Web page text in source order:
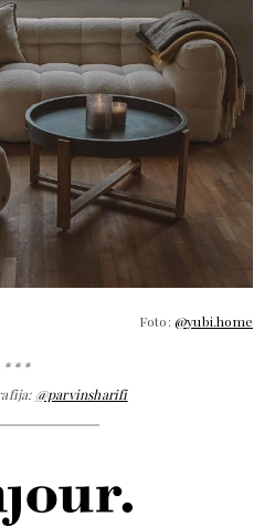
Foto: @yubi.home
* * *
@parvinsharifi